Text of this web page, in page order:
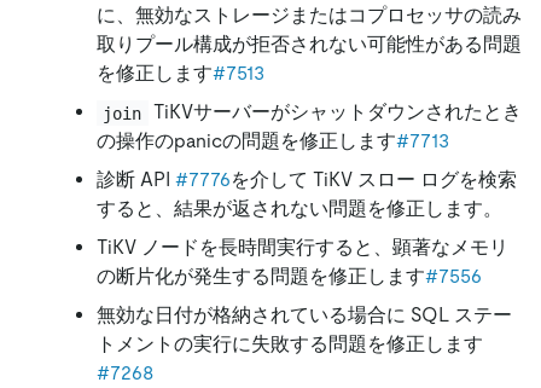
に、無効なストレージまたはコプロセッサの読み
取りプール構成が拒否されない可能性がある問題
を修正します#7513
join
TiKVサーバーがシャットダウンされたとき
の操作のpanicの問題を修正します#7713
診断 API #7776を介して TiKV スロー ログを検索
すると、結果が返されない問題を修正します。
TiKV ノードを長時間実行すると、顕著なメモリ
の断片化が発生する問題を修正します#7556
無効な日付が格納されている場合に SQL ステー
トメントの実行に失敗する問題を修正します
#7268